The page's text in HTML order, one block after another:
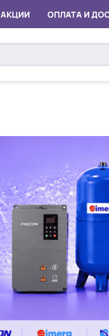
АКЦИИ ОПЛАТА И